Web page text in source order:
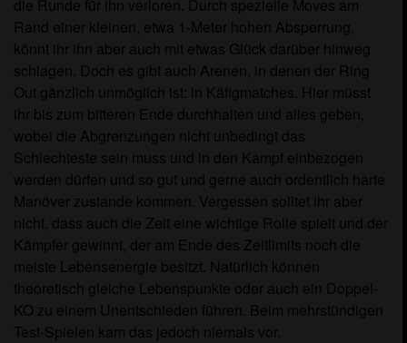
die Runde für ihn verloren. Durch spezielle Moves am
Rand einer kleinen, etwa 1-Meter hohen Absperrung,
könnt ihr ihn aber auch mit etwas Glück darüber hinweg
schlagen. Doch es gibt auch Arenen, in denen der Ring
Out gänzlich unmöglich ist: in Käfigmatches. Hier müsst
ihr bis zum bitteren Ende durchhalten und alles geben,
wobei die Abgrenzungen nicht unbedingt das
Schlechteste sein muss und in den Kampf einbezogen
werden dürfen und so gut und gerne auch ordentlich harte
Manöver zustande kommen. Vergessen solltet ihr aber
nicht, dass auch die Zeit eine wichtige Rolle spielt und der
Kämpfer gewinnt, der am Ende des Zeitlimits noch die
meiste Lebensenergie besitzt. Natürlich können
theoretisch gleiche Lebenspunkte oder auch ein Doppel-
KO zu einem Unentschieden führen. Beim mehrstündigen
Test-Spielen kam das jedoch niemals vor.